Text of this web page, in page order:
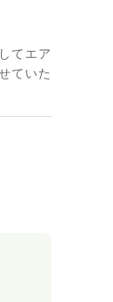
てエア
ていた